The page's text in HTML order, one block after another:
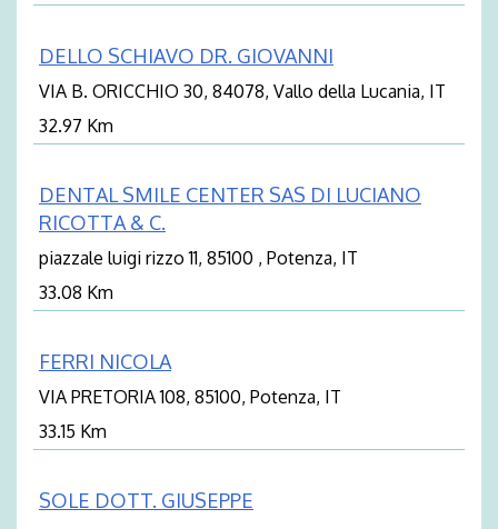
DELLO SCHIAVO DR. GIOVANNI
VIA B. ORICCHIO 30, 84078, Vallo della Lucania, IT
32.97 Km
DENTAL SMILE CENTER SAS DI LUCIANO
RICOTTA & C.
piazzale luigi rizzo 11, 85100 , Potenza, IT
33.08 Km
FERRI NICOLA
VIA PRETORIA 108, 85100, Potenza, IT
33.15 Km
SOLE DOTT. GIUSEPPE